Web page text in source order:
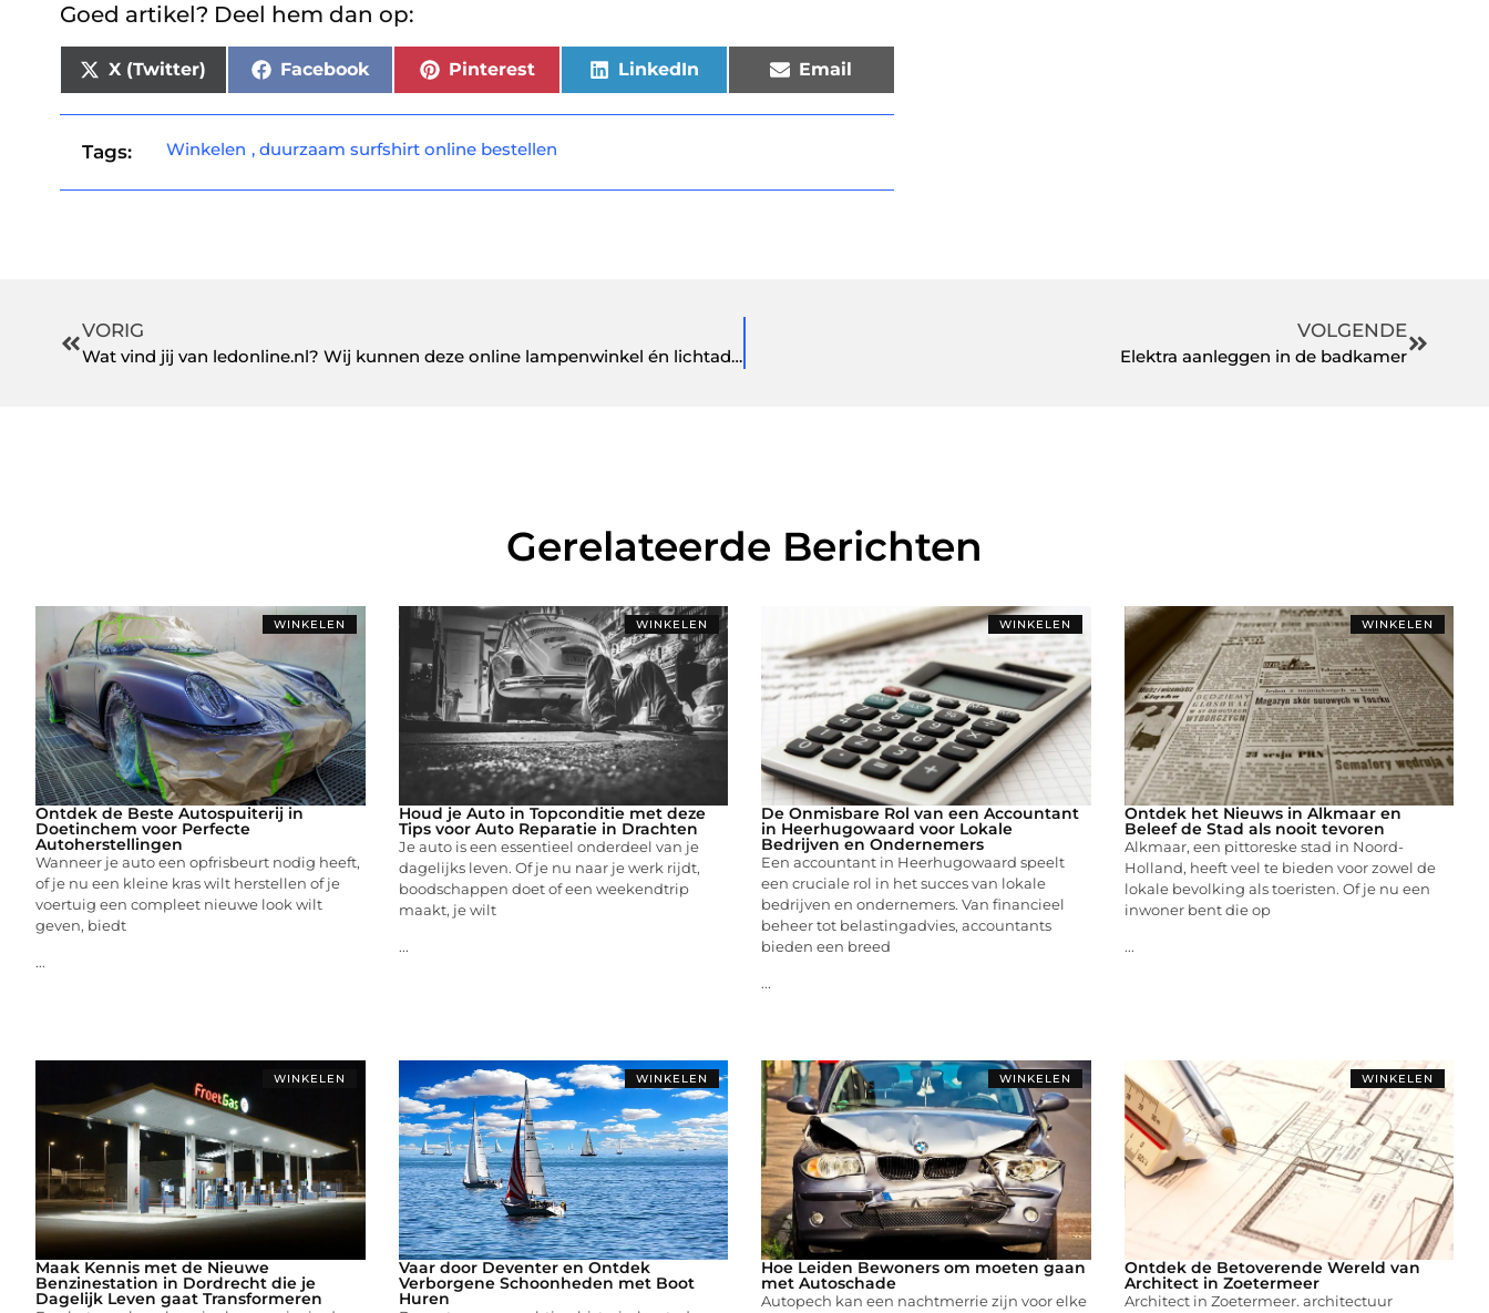
Goed artikel? Deel hem dan op:
X (Twitter) Facebook Pinterest LinkedIn Email
Tags: Winkelen ,duurzaam surfshirt online bestellen
VORIG
Wat vind jij van ledonline.nl? Wij kunnen deze online lampenwinkel én lichtadviseur wel waarderen!
VOLGENDE
Elektra aanleggen in de badkamer
Gerelateerde Berichten
WINKELEN
Ontdek de Beste Autospuiterij in
Doetinchem voor Perfecte
Autoherstellingen
Wanneer je auto een opfrisbeurt nodig heeft,
of je nu een kleine kras wilt herstellen of je
voertuig een compleet nieuwe look wilt
geven, biedt
...
WINKELEN
Houd je Auto in Topconditie met deze
Tips voor Auto Reparatie in Drachten
Je auto is een essentieel onderdeel van je
dagelijks leven. Of je nu naar je werk rijdt,
boodschappen doet of een weekendtrip
maakt, je wilt
...
WINKELEN
De Onmisbare Rol van een Accountant
in Heerhugowaard voor Lokale
Bedrijven en Ondernemers
Een accountant in Heerhugowaard speelt
een cruciale rol in het succes van lokale
bedrijven en ondernemers. Van financieel
beheer tot belastingadvies, accountants
bieden een breed
...
WINKELEN
Ontdek het Nieuws in Alkmaar en
Beleef de Stad als nooit tevoren
Alkmaar, een pittoreske stad in Noord-
Holland, heeft veel te bieden voor zowel de
lokale bevolking als toeristen. Of je nu een
inwoner bent die op
...
WINKELEN
Maak Kennis met de Nieuwe
Benzinestation in Dordrecht die je
Dagelijk Leven gaat Transformeren
WINKELEN
Vaar door Deventer en Ontdek
Verborgene Schoonheden met Boot
Huren
WINKELEN
Hoe Leiden Bewoners om moeten gaan
met Autoschade
Autopech kan een nachtmerrie zijn voor elke
WINKELEN
Ontdek de Betoverende Wereld van
Architect in Zoetermeer
Architect in Zoetermeer. architectuur